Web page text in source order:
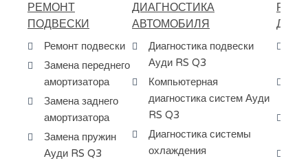
РЕМОНТ
ПОДВЕСКИ
Ремонт подвески
Замена переднего
амортизатора
Замена заднего
амортизатора
Замена пружин
Ауди RS Q3
ДИАГНОСТИКА
АВТОМОБИЛЯ
Диагностика подвески
Ауди RS Q3
Компьютерная
диагностика систем Ауди
RS Q3
Диагностика системы
охлаждения